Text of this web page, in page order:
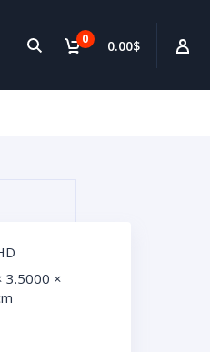
0 0.00$
3.5000 ×